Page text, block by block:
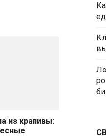
из крапивы: